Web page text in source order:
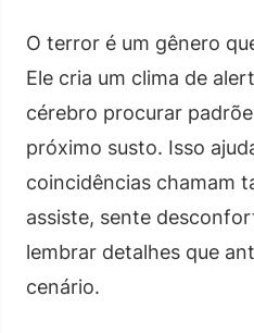
O terror é um gênero
Ele cria um clima de
cérebro procurar
próximo susto. Isso
coincidências chamam
assiste, sente
lembrar detalhes que
cenário.